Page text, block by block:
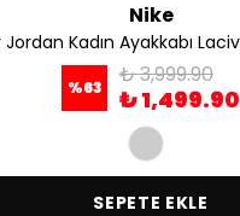
Nike
%63 ₺ 3,999.90
₺ 1,499.90
SEPETE EKLE